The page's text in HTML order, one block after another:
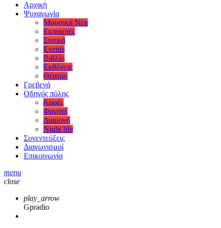
Αρχική
Ψυχαγωγία
Μουσικά Νέα
Εκπομπές
Σινεμά
Events
Βιβλίο
Εκθέσεις
Θέατρο
Γρεβενά
Οδηγός πόλης
Καφές
Φαγητό
Διαμονή
Night life
Συνεντεύξεις
Διαγωνισμοί
Επικοινωνία
menu
close
play_arrow
Gpradio